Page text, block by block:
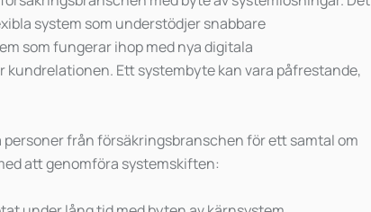
system som understödjer snabbare
som fungerar ihop med nya digitala
kundrelationen. Ett systembyte kan vara påfrestande,
från försäkringsbranschen för ett samtal om
att genomföra systemskiften: